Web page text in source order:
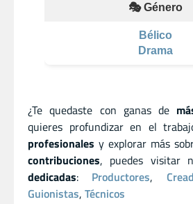
🎭 Género
Bélico
Drama
¿Te quedaste con ganas de
quieres profundizar en el
profesionales y explorar más
contribuciones, puedes visitar
dedicadas: Productores,
Guionistas, Técnicos